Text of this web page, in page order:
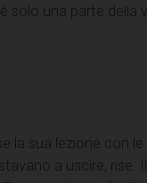
una parte
sua lezione con
a uscire,